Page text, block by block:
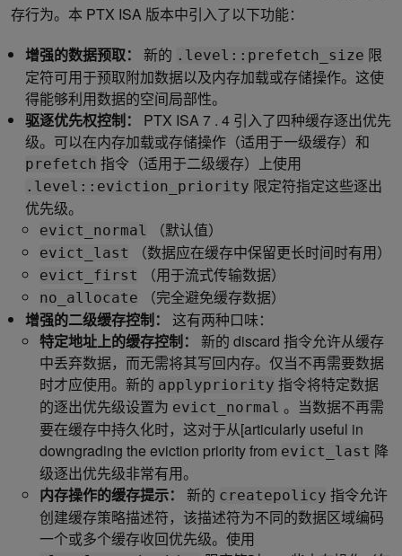
存行为。本 PTX ISA 版本中引入了以下功能：
增强的数据预取：
新的 .level::prefetch_size 限
定符可用于预取附加数据以及内存加载或存储操作。这使
得能够利用数据的空间局部性。
驱逐优先权控制：
PTX ISA 7 . 4 引入了四种缓存逐出优先
级。可以在内存加载或存储操作（适用于一级缓存）和
prefetch 指令（适用于二级缓存）上使用
.level::eviction_priority 限定符指定这些逐出
优先级。
evict_normal （默认值）
evict_last （数据应在缓存中保留更长时间时有用）
evict_first （用于流式传输数据）
no_allocate
（完全避免缓存数据）
增强的二级缓存控制：
这有两种口味：
特定地址上的缓存控制：
新的 discard 指令允许从缓存
中丢弃数据，而无需将其写回内存。仅当不再需要数据
时才应使用。新的 applypriority 指令将特定数据
的逐出优先级设置为 evict_normal 。当数据不再需
要在缓存中持久化时，这对于从[articularly useful in
downgrading the eviction priority from evict_last 降
级逐出优先级非常有用。
内存操作的缓存提示：
新的 createpolicy 指令允许
创建缓存策略描述符，该描述符为不同的数据区域编码
一个或多个缓存收回优先级。使用